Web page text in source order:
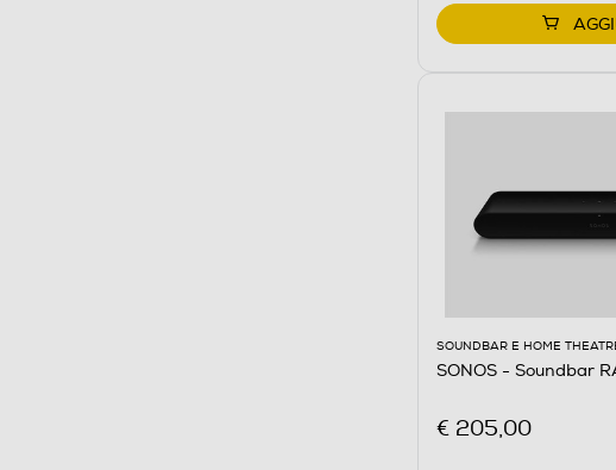
SOUNDBAR E HOME
SONOS - Soundbar
€ 205,00